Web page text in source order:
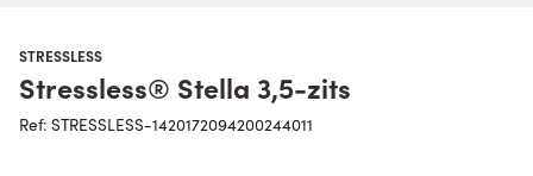
STRESSLESS
Stressless® Stella 3,5-zits
Ref: STRESSLESS-1420172094200244011